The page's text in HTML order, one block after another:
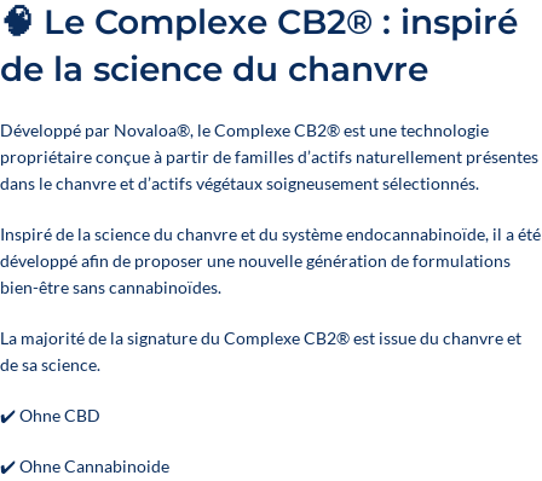
🧠 Le Complexe CB2® : inspiré
de la science du chanvre
Développé par Novaloa®, le Complexe CB2® est une technologie
propriétaire conçue à partir de familles d’actifs naturellement présentes
dans le chanvre et d’actifs végétaux soigneusement sélectionnés.
Inspiré de la science du chanvre et du système endocannabinoïde, il a été
développé afin de proposer une nouvelle génération de formulations
bien-être sans cannabinoïdes.
La majorité de la signature du Complexe CB2® est issue du chanvre et
de sa science.
✔️ Ohne CBD
✔️ Ohne Cannabinoide